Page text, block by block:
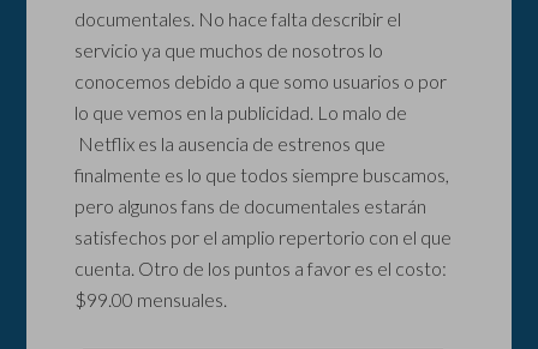
documentales. No hace falta describir el
servicio ya que muchos de nosotros lo
conocemos debido a que somo usuarios o por
lo que vemos en la publicidad. Lo malo de
Netflix es la ausencia de estrenos que
finalmente es lo que todos siempre buscamos,
pero algunos fans de documentales estarán
satisfechos por el amplio repertorio con el que
cuenta. Otro de los puntos a favor es el costo:
$99.00 mensuales.